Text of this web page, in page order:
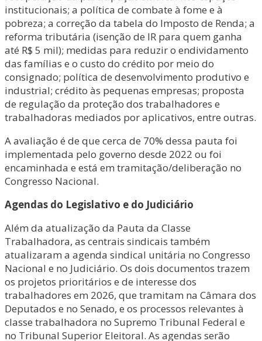
institucionais; a política de combate à fome e à
pobreza; a correção da tabela do Imposto de Renda; a
reforma tributária (isenção de IR para quem ganha
até R$ 5 mil); medidas para reduzir o endividamento
das famílias e o custo do crédito por meio do
consignado; política de desenvolvimento produtivo e
industrial; crédito às pequenas empresas; proposta
de regulação da proteção dos trabalhadores e
trabalhadoras mediados por aplicativos, entre outras.
A avaliação é de que cerca de 70% dessa pauta foi
implementada pelo governo desde 2022 ou foi
encaminhada e está em tramitação/deliberação no
Congresso Nacional.
Agendas do Legislativo e do Judiciário
Além da atualização da Pauta da Classe
Trabalhadora, as centrais sindicais também
atualizaram a agenda sindical unitária no Congresso
Nacional e no Judiciário. Os dois documentos trazem
os projetos prioritários e de interesse dos
trabalhadores em 2026, que tramitam na Câmara dos
Deputados e no Senado, e os processos relevantes à
classe trabalhadora no Supremo Tribunal Federal e
no Tribunal Superior Eleitoral. As agendas serão